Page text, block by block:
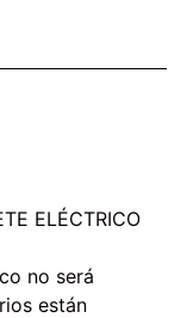
ELÉCTRICO
no será
están